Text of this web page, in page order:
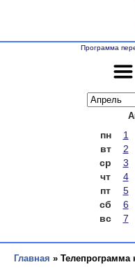
Программа
пн 1
вт
2
ср
3
чт
4
пт
5
сб
6
вс
7
Главная » Телепрограмма